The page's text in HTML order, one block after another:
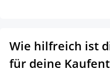
Wie hilfreich ist
für deine